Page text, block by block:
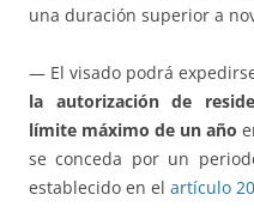
una duración superior a
— El visado podrá
la autorización de
límite máximo de un año
se conceda por un
establecido en el artículo